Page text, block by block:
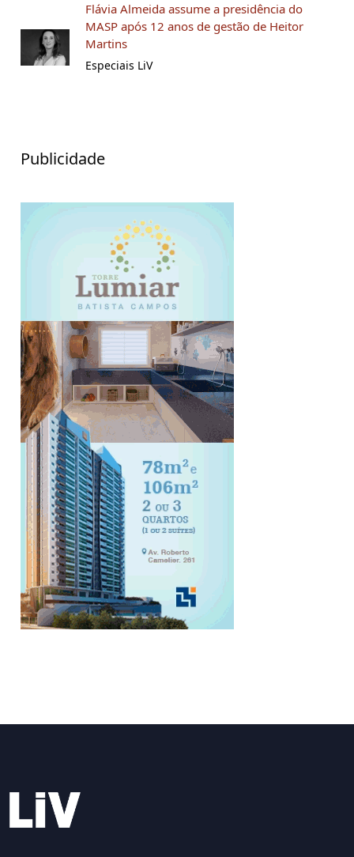
Flávia Almeida assume a presidência do
MASP após 12 anos de gestão de Heitor
Martins
Especiais LiV
Publicidade